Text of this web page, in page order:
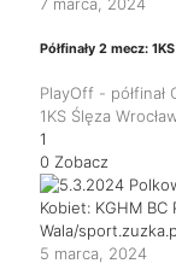
Półfinały 2 mecz:
PlayOff -
1KS Ślęza
1
0 Zobacz
5 marca, 2024